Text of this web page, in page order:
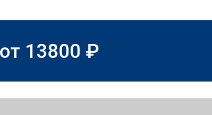
13800 ₽